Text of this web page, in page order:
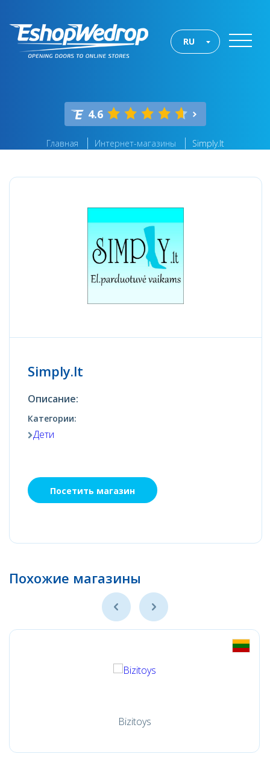
RU
4.6
Главная Интернет-магазины Simply.lt
Simply.lt
Описание:
Категории:
Дети
Посетить магазин
Похожие магазины
Bizitoys